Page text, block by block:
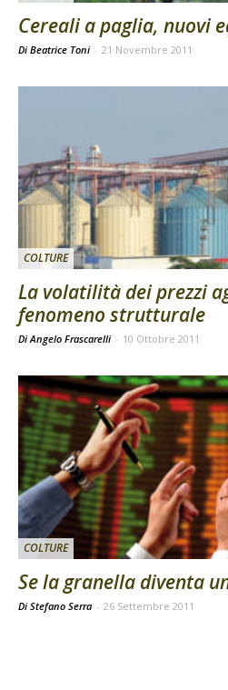
Cereali a paglia, nuovi
Di Beatrice Toni - 21 Novembre 2011
COLTURE
La volatilità dei prezzi
fenomeno strutturale
Di Angelo Frascarelli - 10 Ottobre 2011
COLTURE
Se la granella diventa
Di Stefano Serra - 26 Settembre 2011